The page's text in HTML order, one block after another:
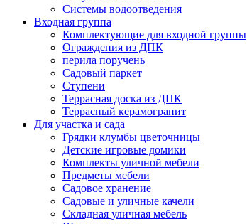
Системы водоотведения
Входная группа
Комплектующие для входной группы
Ограждения из ДПК
перила поручень
Садовый паркет
Ступени
Террасная доска из ДПК
Террасный керамогранит
Для участка и сада
Грядки клумбы цветочницы
Детские игровые домики
Комплекты уличной мебели
Предметы мебели
Садовое хранение
Садовые и уличные качели
Складная уличная мебель